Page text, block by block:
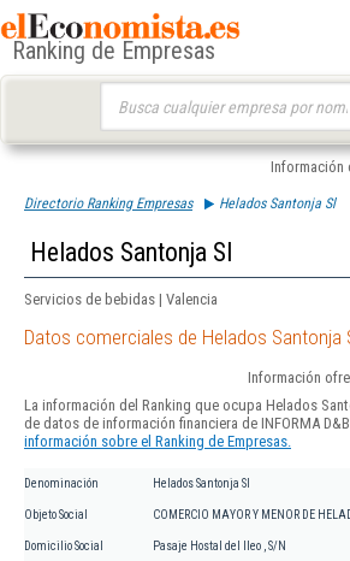
Ranking de Empresas
Directorio Ranking Empresas Helados Santonja Sl
Helados Santonja Sl
Servicios de bebidas | Valencia
Datos comerciales de Helados Santonja
Información
La información del Ranking que ocupa Helados
de datos de información financiera de INFORMA
información sobre el Ranking de Empresas.
Denominación Helados Santonja Sl
Objeto Social COMERCIO MAYOR Y MENOR DE
Domicilio Social Pasaje Hostal del lleo , S/N